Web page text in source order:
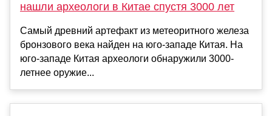
нашли археологи в Китае спустя 3000 лет
Самый древний артефакт из метеоритного железа
бронзового века найден на юго-западе Китая. На
юго-западе Китая археологи обнаружили 3000-
летнее оружие...